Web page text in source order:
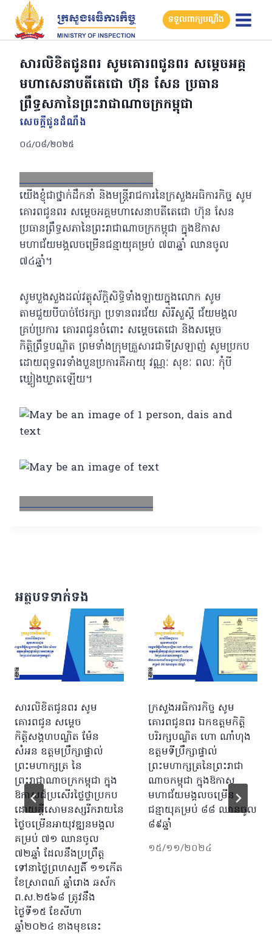
Skip
content
ទទួលពាក្យបណ្តឹង
សារលិខិតជូនពរ សូមគោរពជូនពរ សម្តេចអគ្គ
មហាសេនាបតីតេជោ ហ៊ុន សែន ប្រធាន
ព្រឹទ្ធសភានៃព្រះរាជាណាចក្រកម្ពុជា
សេចក្តីជូនដំណឹង
០៤/០៨/២០២៥
FacebookXEmailLinkedIn
យើងខ្ញុំជាថ្នាក់ដឹកនាំ និងមន្រ្តីរាជការនៃក្រសួងអធិការកិច្ច សូម
គោរពជូនពរ សម្តេចអគ្គមហាសេនាបតីតេជោ ហ៊ុន សែន
ប្រធានព្រឹទ្ធសភានៃព្រះរាជាណាចក្រកម្ពុជា ក្នុងឱកាស
មហាជ័យមង្គលចម្រើនជន្មាយុគម្រប់ ៧៣ឆ្នាំ ឈានចូល
៧៤ឆ្នាំ។
សូមបួងសួងដល់វត្ថុស័ក្តិសិទ្ធិទាំងឡាយក្នុងលោក សូម
តាមជួយបីបាច់ថែរក្សា ប្រទានពរជ័យ សិរីសួស្ដី ជ័យមង្គល
គ្រប់ប្រការ គោរពជូនចំពោះ សម្តេចតេជោ និងសម្ដេច
កិត្តិព្រឹទ្ធបណ្ឌិត ព្រមទាំងក្រុមគ្រួសារជាទីស្រឡាញ់ សូមប្រកប
ដោយពុទ្ធពរទាំងបួនប្រការគឺអាយុ វណ្ណៈ សុខៈ ពលៈ កុំបី
ឃ្លៀងឃ្លាតឡើយ។
FacebookXEmailLinkedIn
អត្ថបទទាក់ទង
សារលិខិតជូនពរ សូម
គោរពជូន សម្តេច
កិត្តិសង្គហបណ្ឌិត ម៉ែន
សំអន ឧត្តមប្រឹក្សាផ្ទាល់
ព្រះមហាក្សត្រ នៃ
ព្រះរាជាណាចក្រកម្ពុជា ក្នុង
ឱកាសដ៏ប្រសើរថ្លៃថ្លាប្រកប
ដោយក្តីសោមនស្សរីករាយនៃ
ថ្ងៃចម្រើនអាយុវឌ្ឍនមង្គល
គម្រប់ ៧១ ឈានចូល
៧២ឆ្នាំ ដែលនឹងប្រព្រឹត្ត
ទៅនាថ្ងៃព្រហស្បតិ៍ ១១កើត
ខែស្រាពណ៍ ឆ្នាំរោង ឆស័ក
ព.ស.២៥៦៨ ត្រូវនឹង
ថ្ងៃទី១៥ ខែសីហា
ឆ្នាំ២០២៤ ខាងមុខនេះ
ក្រសួងអធិការកិច្ច សូម
គោរពជូនពរ ឯកឧត្តមកិត្តិ
បរិរក្សបណ្ឌិត ហោ ណាំហុង
ឧត្តមទីប្រឹក្សាផ្ទាល់
ព្រះមហាក្សត្រនៃព្រះរាជា
ណាចកម្ពុជា ក្នុងឱកាស
មហាជ័យមង្គលចម្រើន
ជន្មាយុគម្រប់ ៨៨ ឈានចូល
៨៩ឆ្នាំ
១៥/១១/២០២៤